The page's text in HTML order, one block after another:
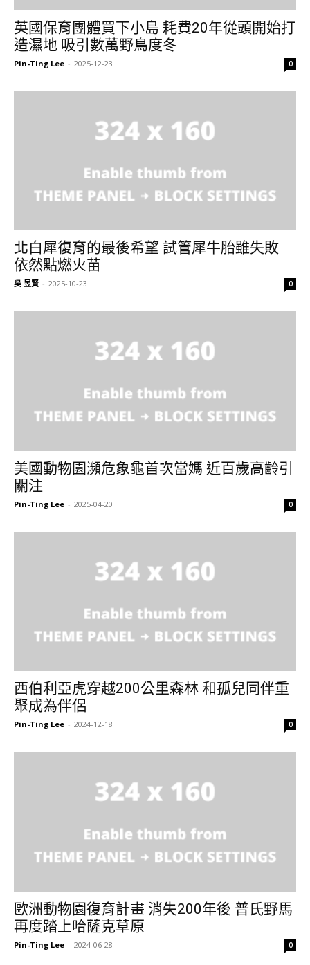
英國保育團體買下小島 耗費20年從頭開始打
造濕地 吸引數萬野鳥度冬
Pin-Ting Lee - 2025-12-23 0
北白犀復育的最後希望 試管犀牛胎雖失敗
依然點燃火苗
吳 昱賢 - 2025-10-23 0
美國動物園瀕危象龜首次當媽 近百歲高齡引
關注
Pin-Ting Lee - 2025-04-20 0
西伯利亞虎穿越200公里森林 和孤兒同伴重
聚成為伴侶
Pin-Ting Lee - 2024-12-18 0
歐洲動物園復育計畫 消失200年後 普氏野馬
再度踏上哈薩克草原
Pin-Ting Lee - 2024-06-28 0